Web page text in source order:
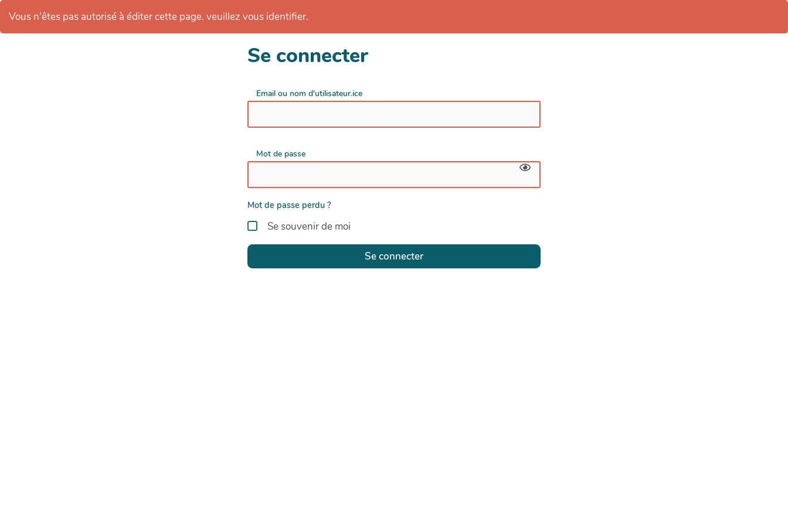
Vous n'êtes pas autorisé à éditer cette page. veuillez vous identifier.
Se connecter
Email ou nom d'utilisateur.ice
Mot de passe
Mot de passe perdu ?
Se souvenir de moi
Se connecter